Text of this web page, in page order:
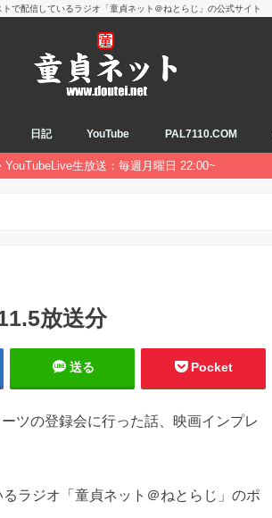
トで配信しているラジオ「童貞ネット＠ねとらじ」の公式サイト
日記 YouTube PAL7110.COM
YouTubeLive生放送：毎週月曜日 22:00~
放送分
送る Pocket
ツの登録会に行った話、映画インプレ
ラジオ「童貞ネット＠ねとらじ」のポ